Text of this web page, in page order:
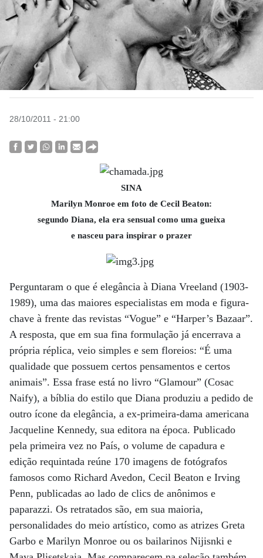
28/10/2011 - 21:00
SINA
Marilyn Monroe em foto de Cecil Beaton:
segundo Diana, ela era sensual como uma gueixa
e nasceu para inspirar o prazer
Perguntaram o que é elegância à Diana Vreeland (1903-
1989), uma das maiores especialistas em moda e figura-
chave à frente das revistas “Vogue” e “Harper’s Bazaar”.
A resposta, que em sua fina for­mulação já encerrava a
própria réplica, veio simples e sem floreios: “É uma
qualidade que possuem certos pensamentos e certos
animais”. Essa frase está no livro “Glamour” (Cosac
Naify), a bíblia do estilo que Diana produziu a pedido de
outro ícone da elegância, a ex-primeira-dama americana
Jacqueline Kennedy, sua editora na época. Publicado
pela primeira vez no País, o volume de capadura e
edição requintada reúne 170 imagens de fotógrafos
famosos como Richard Avedon, Cecil Beaton e Irving
Penn, publicadas ao lado de clics de anônimos e
paparazzi. Os retratados são, em sua maioria,
personalidades do meio artístico, como as atrizes Greta
Garbo e Marilyn Monroe ou os bailarinos Nijisnki e